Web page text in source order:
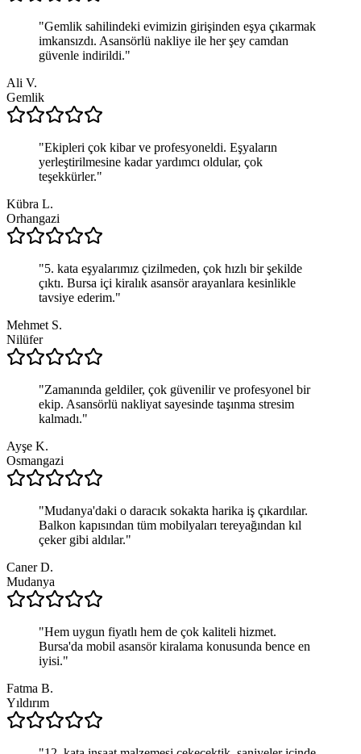
"Gemlik sahilindeki evimizin girişinden eşya çıkarmak
imkansızdı. Asansörlü nakliye ile her şey camdan
güvenle indirildi."
Ali V.
Gemlik
"Ekipleri çok kibar ve profesyoneldi. Eşyaların
yerleştirilmesine kadar yardımcı oldular, çok
teşekkürler."
Kübra L.
Orhangazi
"5. kata eşyalarımız çizilmeden, çok hızlı bir şekilde
çıktı. Bursa içi kiralık asansör arayanlara kesinlikle
tavsiye ederim."
Mehmet S.
Nilüfer
"Zamanında geldiler, çok güvenilir ve profesyonel bir
ekip. Asansörlü nakliyat sayesinde taşınma stresim
kalmadı."
Ayşe K.
Osmangazi
"Mudanya'daki o daracık sokakta harika iş çıkardılar.
Balkon kapısından tüm mobilyaları tereyağından kıl
çeker gibi aldılar."
Caner D.
Mudanya
"Hem uygun fiyatlı hem de çok kaliteli hizmet.
Bursa'da mobil asansör kiralama konusunda bence en
iyisi."
Fatma B.
Yıldırım